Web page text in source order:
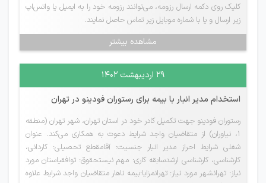
کلیک روی دکمه ارسال رزومه، می‌توانند رزومه خود را به ایمیل یا واتس‌اپ
زیر ارسال و یا با شماره موبایل زیر تماس حاصل نمایند.
مشاهده بیشتر
۲۹ اردیبهشت ۱۴۰۲
استخدام مدیر انبار با بیمه برای رستوران فودینو در تهران
رستوران فودینو جهت تکمیل کادر خود در استان تهران، شهر تهران (منطقه
۱، نیاوران) از متقاضیان واجد شرایط دعوت به همکاری می‌کند. عنوان
شغلی شرایط احراز مدیر انبار جنسیت: آقامقطع تحصیلی: کاردانی،
کارشناسی، کارشناسی ارشدسابقه کاری: مهم نیستحقوق: توافقیاستان مورد
نیاز: تهرانشهر مورد نیاز: تهرانمزایا:بیمه ناهار متقاضیان واجد شرایط علاوه